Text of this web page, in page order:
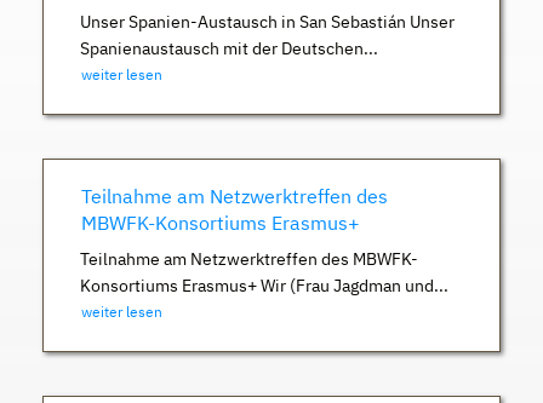
Unser Spanien-Austausch in San Sebastián Unser
Spanienaustausch mit der Deutschen...
weiter lesen
Teilnahme am Netzwerktreffen des
MBWFK-Konsortiums Erasmus+
Teilnahme am Netzwerktreffen des MBWFK-
Konsortiums Erasmus+ Wir (Frau Jagdman und...
weiter lesen